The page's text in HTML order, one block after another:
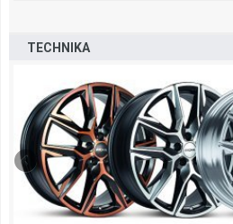
TECHNIKA